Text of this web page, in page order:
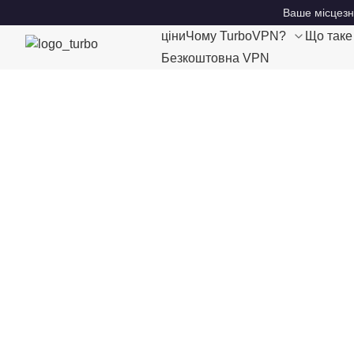
Ваше
ціниЧому TurboVPN? Що
Безкоштовна VPN